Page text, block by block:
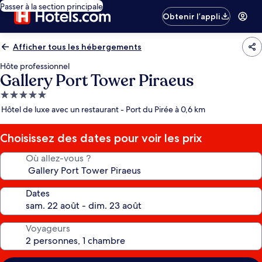
Passer à la section principale
Obtenir l’appli
Afficher tous les hébergements
Hôte professionnel
Gallery Port Tower Piraeus
Hébergement
5.0 étoiles
Hôtel de luxe avec un restaurant - Port du Pirée à 0,6 km
Choisissez des dates pour voir les prix
Où allez-vous ?
Dates
Voyageurs